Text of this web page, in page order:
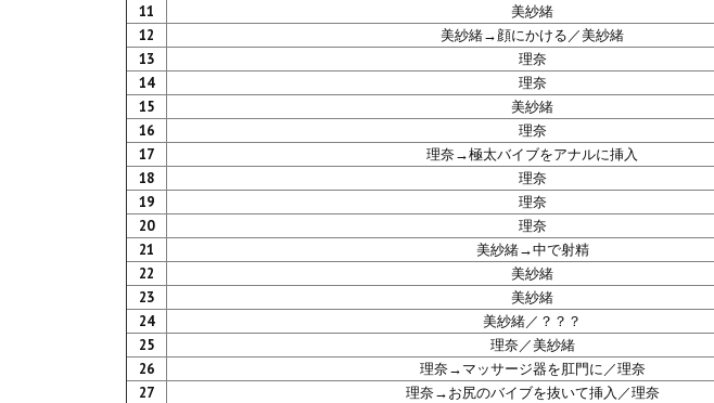
11
美紗緒
12
美紗緒→顔にかける／美紗緒
13
理奈
14
理奈
15
美紗緒
16
理奈
17
理奈→極太バイブをアナルに挿入
18
理奈
19
理奈
20
理奈
21
美紗緒→中で射精
22
美紗緒
23
美紗緒
24
美紗緒／？？？
25
理奈／美紗緒
26
理奈→マッサージ器を肛門に／理奈
27
理奈→お尻のバイブを抜いて挿入／理奈